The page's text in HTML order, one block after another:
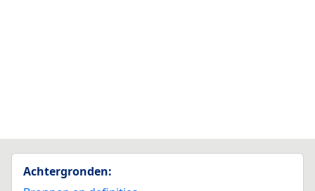
Achtergronden: